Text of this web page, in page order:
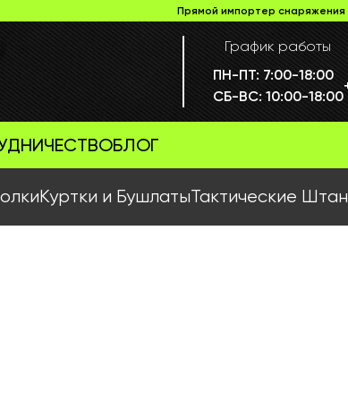
Прямой импортер
График работы
ПН-ПТ: 7:00-18:00
СБ-ВС: 10:00-18:00
БЛОГ
Куртки и БушлатыТактические